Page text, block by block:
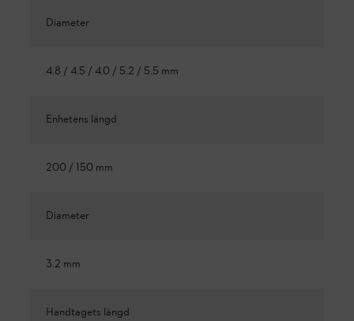
Diameter
4.8 / 4.5 / 4.0 / 5.2 / 5.5 mm
Enhetens längd
200 / 150 mm
Diameter
3.2 mm
Handtagets längd